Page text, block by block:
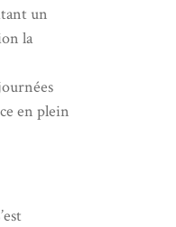
un
la
en plein